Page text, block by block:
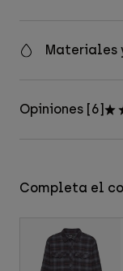
Materiales
Opiniones [6]
Completa el